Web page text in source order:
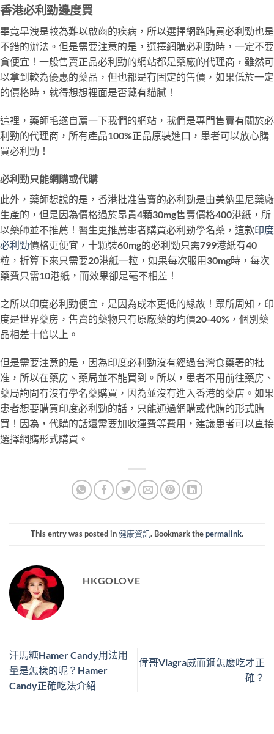
香港必利勁邊度買
畢竟早洩是較為難以啟齒的疾病，所以選擇網路購買必利勁也是
不錯的辦法。但是需要注意的是，選擇網購必利勁時，一定不要
貪便宜！一般售賣正品必利勁的網站都是藥廠的代理商，雖然可
以拿到較為優惠的藥品，但也都是有固定的售價，如果低於一定
的價格時，就得想想裡面是否藏有貓膩！
這裡，藥師毛遂自薦一下我們的網站，我們是專門售賣有關於必
利勁的代理商，所有產品100%正品原裝進口，患者可以放心購
買必利勁！
必利勁只能網購或代購
此外，藥師想說的是，香港批准售賣的必利勁是由美納里尼藥廠
生產的，但是因為價格過於昂貴4顆30mg售賣價格400港紙，所
以藥師並不推薦！醫生更推薦患者購買必利勁學名藥，這款印度
必利勁價格更便宜，十顆裝60mg的必利勁只需799港紙有40
粒，折算下來只需要20港紙一粒，如果每次服用30mg時，每次
藥費只需10港紙，而效果卻是毫不相差！
之所以印度必利勁便宜，是因為成本更低的緣故！眾所周知，印
度是世界藥房，售賣的藥物只有原廠藥的均價20-40%，個別藥
品相差十倍以上。
但是需要注意的是，因為印度必利勁沒有經過台灣食藥署的批
准，所以在藥房、藥局並不能買到。所以，患者不用前往藥房、
藥局詢問有沒有學名藥購買，因為並沒有進入香港的藥店。如果
患者想要購買印度必利勁的話，只能通過網購或代購的形式購
買！因為，代購的話還需要加收運費等費用，建議患者可以直接
選擇網購形式購買。
This entry was posted in健康資訊. Bookmark thepermalink.
HKGOLOVE
汗馬糖Hamer Candy用法用
量是怎樣的呢？Hamer
Candy正確吃法介紹
偉哥Viagra威而鋼怎麽吃才正
確？